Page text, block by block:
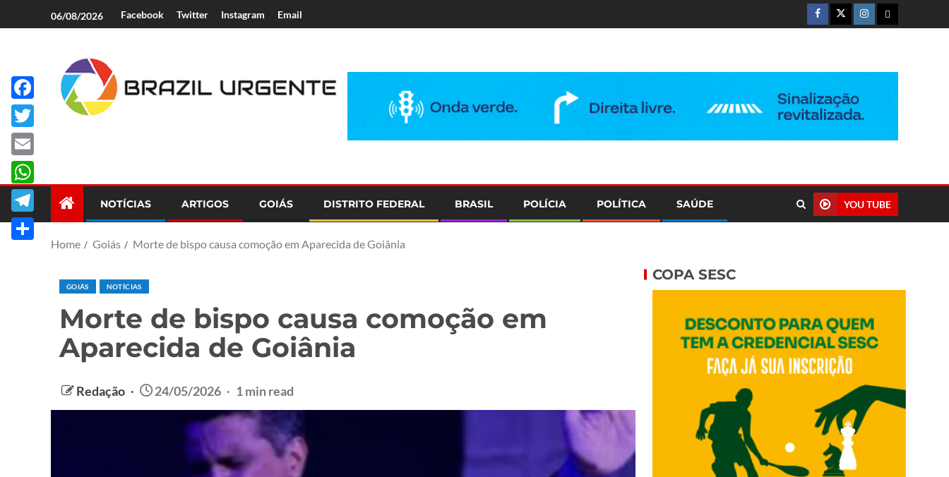
06/08/2026 Facebook Twitter Instagram Email
NOTÍCIAS ARTIGOS GOIÁS DISTRITO FEDERAL BRASIL POLÍCIA POLÍTICA SAÚDE YOU TUBE
Home Goiás Morte de bispo causa comoção em Aparecida de Goiânia
GOIÁS NOTÍCIAS
Morte de bispo causa comoção em
Aparecida de Goiânia
Redação 24/05/2026 1 min read
Facebook
Twitter
Email
WhatsApp
Telegram
COPA SESC